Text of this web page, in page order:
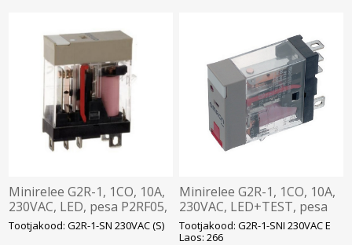
Minirelee G2R-1, 1CO, 10A,
230VAC, LED, pesa P2RF05,
Omron
Tootjakood: G2R-1-SN 230VAC (S)
Minirelee G2R-1, 1CO, 10A,
230VAC, LED+TEST, pesa
P2RF05, Omron
Tootjakood: G2R-1-SNI 230VAC E
Laos: 266